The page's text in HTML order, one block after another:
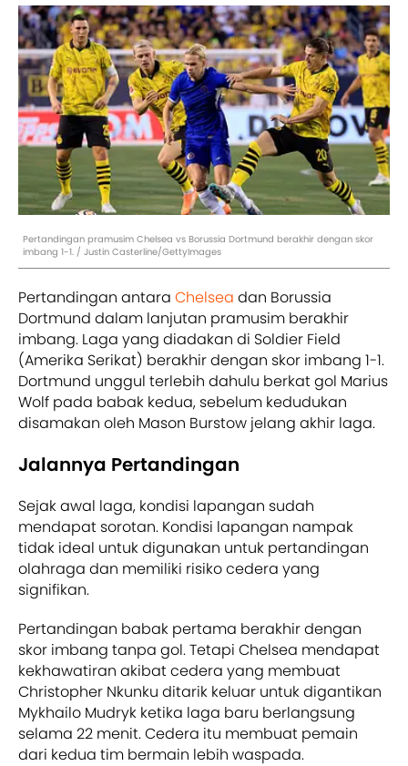
Pertandingan pramusim Chelsea vs Borussia Dortmund berakhir dengan skor
imbang 1-1. / Justin Casterline/GettyImages
Pertandingan antara Chelsea dan Borussia
Dortmund dalam lanjutan pramusim berakhir
imbang. Laga yang diadakan di Soldier Field
(Amerika Serikat) berakhir dengan skor imbang 1-1.
Dortmund unggul terlebih dahulu berkat gol Marius
Wolf pada babak kedua, sebelum kedudukan
disamakan oleh Mason Burstow jelang akhir laga.
Jalannya Pertandingan
Sejak awal laga, kondisi lapangan sudah
mendapat sorotan. Kondisi lapangan nampak
tidak ideal untuk digunakan untuk pertandingan
olahraga dan memiliki risiko cedera yang
signifikan.
Pertandingan babak pertama berakhir dengan
skor imbang tanpa gol. Tetapi Chelsea mendapat
kekhawatiran akibat cedera yang membuat
Christopher Nkunku ditarik keluar untuk digantikan
Mykhailo Mudryk ketika laga baru berlangsung
selama 22 menit. Cedera itu membuat pemain
dari kedua tim bermain lebih waspada.